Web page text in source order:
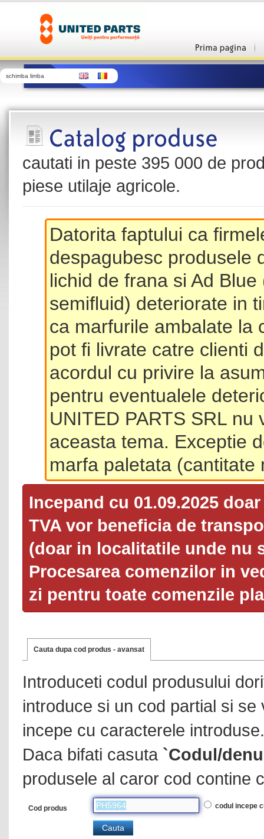
schimba limba
cautati in peste 395 000 de
piese utilaje agricole.
Datorita faptului ca
despagubesc produsele
lichid de frana si Ad
semifluid) deteriorate in
ca marfurile ambalate la
pot fi livrate catre clienti
acordul cu privire la
pentru eventualele
UNITED PARTS SRL
aceasta tema. Exceptie
marfa paletata (cantitate
Incepand cu 01.09.2025
TVA vor beneficia de
(doar in localitatile unde nu
Procesarea comenzilor in
zi pentru toate comenzile
Cauta dupa cod produs - avansat
Introduceti codul produsului
introduce si un cod partial si
incepe cu caracterele introduse.
Daca bifati casuta `Codul/
produsele al caror cod contine
Cod produs codul incepe